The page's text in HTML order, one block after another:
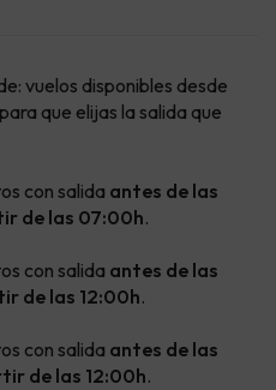
vuelos disponibles desde
para que elijas la salida que
con salida antes de las
de las 07:00h.
con salida antes de las
de las 12:00h.
con salida antes de las
de las 12:00h.